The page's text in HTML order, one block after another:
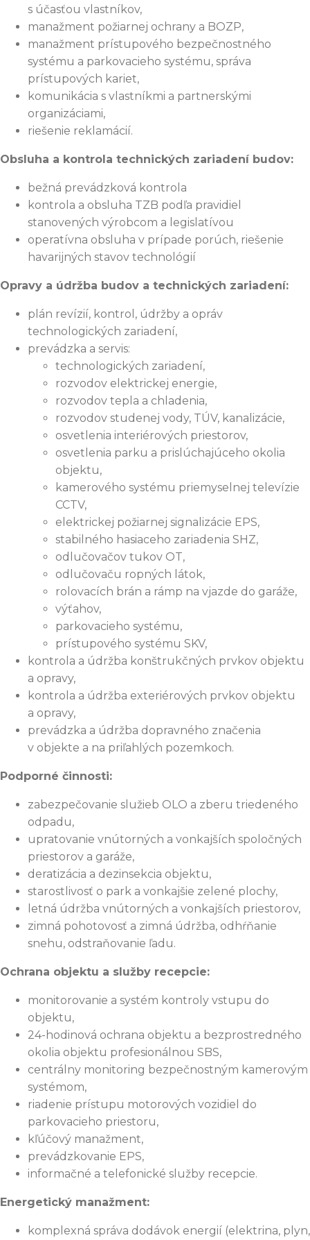
s účasťou vlastníkov,
manažment požiarnej ochrany a BOZP,
manažment prístupového bezpečnostného
systému a parkovacieho systému, správa
prístupových kariet,
komunikácia s vlastníkmi a partnerskými
organizáciami,
riešenie reklamácií.
Obsluha a kontrola technických zariadení budov:
bežná prevádzková kontrola
kontrola a obsluha TZB podľa pravidiel
stanovených výrobcom a legislatívou
operatívna obsluha v prípade porúch, riešenie
havarijných stavov technológií
Opravy a údržba budov a technických zariadení:
plán revízií, kontrol, údržby a opráv
technologických zariadení,
prevádzka a servis:
technologických zariadení,
rozvodov elektrickej energie,
rozvodov tepla a chladenia,
rozvodov studenej vody, TÚV, kanalizácie,
osvetlenia interiérových priestorov,
osvetlenia parku a prislúchajúceho okolia
objektu,
kamerového systému priemyselnej televízie
CCTV,
elektrickej požiarnej signalizácie EPS,
stabilného hasiaceho zariadenia SHZ,
odlučovačov tukov OT,
odlučovaču ropných látok,
rolovacích brán a rámp na vjazde do garáže,
výťahov,
parkovacieho systému,
prístupového systému SKV,
kontrola a údržba konštrukčných prvkov objektu
a opravy,
kontrola a údržba exteriérových prvkov objektu
a opravy,
prevádzka a údržba dopravného značenia
v objekte a na priľahlých pozemkoch.
Podporné činnosti:
zabezpečovanie služieb OLO a zberu triedeného
odpadu,
upratovanie vnútorných a vonkajších spoločných
priestorov a garáže,
deratizácia a dezinsekcia objektu,
starostlivosť o park a vonkajšie zelené plochy,
letná údržba vnútorných a vonkajších priestorov,
zimná pohotovosť a zimná údržba, odhŕňanie
snehu, odstraňovanie ľadu.
Ochrana objektu a služby recepcie:
monitorovanie a systém kontroly vstupu do
objektu,
24-hodinová ochrana objektu a bezprostredného
okolia objektu profesionálnou SBS,
centrálny monitoring bezpečnostným kamerovým
systémom,
riadenie prístupu motorových vozidiel do
parkovacieho priestoru,
kľúčový manažment,
prevádzkovanie EPS,
informačné a telefonické služby recepcie.
Energetický manažment:
komplexná správa dodávok energií (elektrina, plyn,